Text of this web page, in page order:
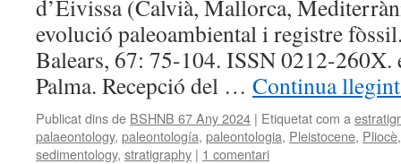
d’Eivissa (Calvià, Mallorca,
evolució paleoambiental i registre
Balears, 67: 75-104. ISSN 0212-
Palma. Recepció del … Continua
Publicat dins de BSHNB 67 Any 2024 | Etiquetat com a
palaeontology, paleontología, paleontologia, Pleistocene, Pliocè
sedimentology, stratigraphy | 1 comentari